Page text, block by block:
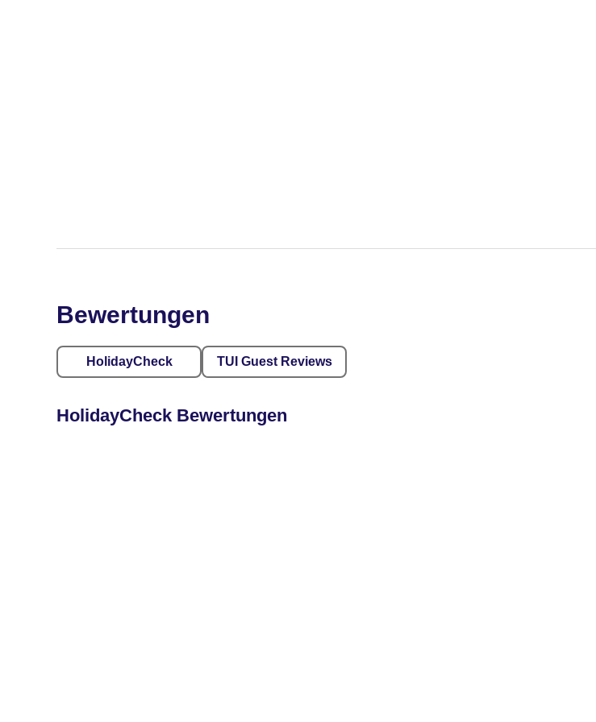
Bewertungen
HolidayCheck TUI Guest Reviews
HolidayCheck Bewertungen